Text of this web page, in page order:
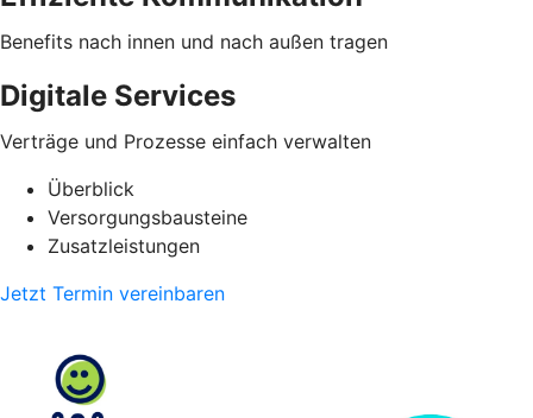
Benefits nach innen und nach außen tragen
Digitale Services
Verträge und Prozesse einfach verwalten
Überblick
Versorgungsbausteine
Zusatzleistungen
Jetzt Termin vereinbaren